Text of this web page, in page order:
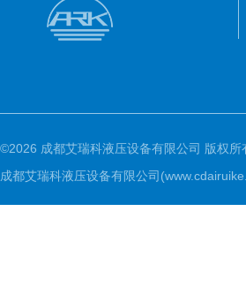
©2026 成都艾瑞科液压设备有限公司 版权所
成都艾瑞科液压设备有限公司